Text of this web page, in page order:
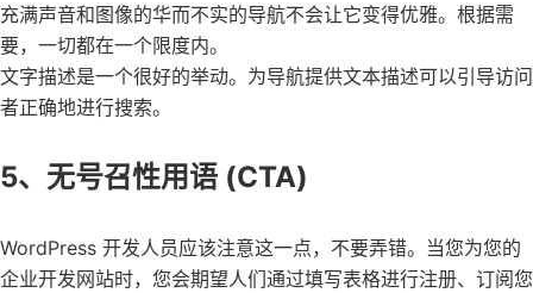
充满声音和图像的华而不实的导航不会让它变得优雅。根据需
要，一切都在一个限度内。
文字描述是一个很好的举动。为导航提供文本描述可以引导访问
者正确地进行搜索。
5、无号召性用语 (CTA)
WordPress 开发人员应该注意这一点，不要弄错。当您为您的
企业开发网站时，您会期望人们通过填写表格进行注册、订阅您